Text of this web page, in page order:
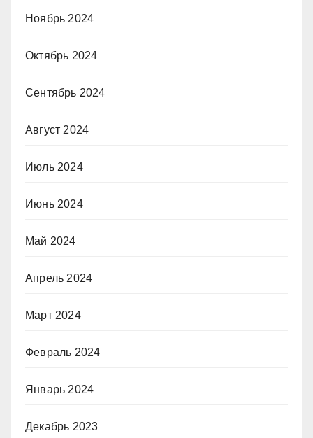
Ноябрь 2024
Октябрь 2024
Сентябрь 2024
Август 2024
Июль 2024
Июнь 2024
Май 2024
Апрель 2024
Март 2024
Февраль 2024
Январь 2024
Декабрь 2023